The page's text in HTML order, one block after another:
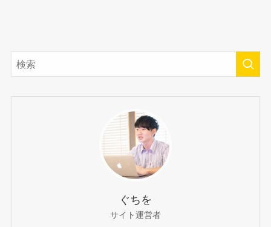
ぐちを
サイト運営者